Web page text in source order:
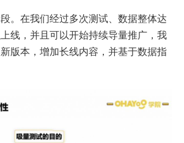
。在我们经过多次测试、数据整体达
线，并且可以开始持续导量推广，我
版本，增加长线内容，并基于数据指